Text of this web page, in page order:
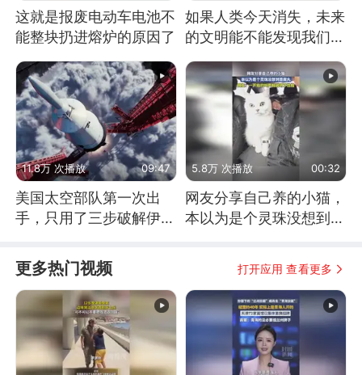
这就是报废电动车电池不
能整块扔进熔炉的原因了
如果人类今天消失，未来
的文明能不能发现我们存
11.8万 次播放 09:47
美国太空部队第一次出
手，只用了三步破解伊朗
5.8万 次播放 00:32
网友分享自己养的小猫，
本以为是个灵珠没想到是
更多热门视频 打开应用 查看更多